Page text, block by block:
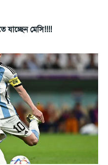
যাচ্ছেন মেসি!!!!